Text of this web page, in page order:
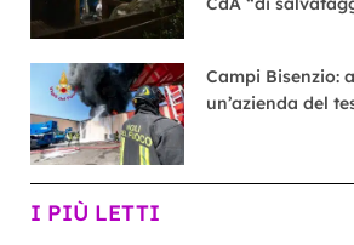
Campi Bisenzio:
un’azienda del
I PIÙ LETTI